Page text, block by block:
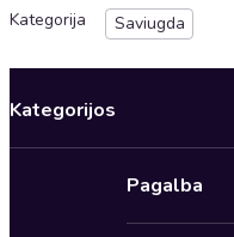
Kategorija
Saviugda
Kategorijos
Sveikata, ilgaamžiškumas
Pagalba